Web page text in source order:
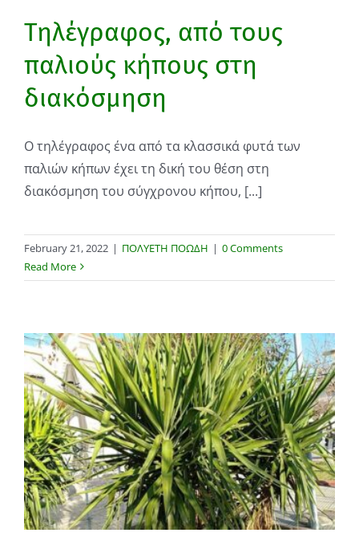
Τηλέγραφος, από τους
παλιούς κήπους στη
διακόσμηση
Ο τηλέγραφος ένα από τα κλασσικά φυτά των
παλιών κήπων έχει τη δική του θέση στη
διακόσμηση του σύγχρονου κήπου, [...]
February 21, 2022 | ΠΟΛΥΕΤΗ ΠΟΩΔΗ | 0 Comments
Read More